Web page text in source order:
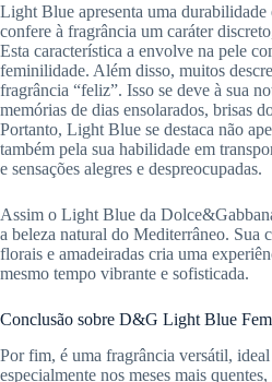
Light Blue apresenta uma durabilidade
confere à fragrância um caráter
Esta característica a envolve na pele
feminilidade. Além disso, muitos
fragrância “feliz”. Isso se deve à sua
memórias de dias ensolarados, brisas
Portanto, Light Blue se destaca não
também pela sua habilidade em
e sensações alegres e despreocupadas.
Assim o Light Blue da
a beleza natural do Mediterrâneo. Sua
florais e amadeiradas cria uma
mesmo tempo vibrante e sofisticada.
Conclusão sobre D&G Light Blue
Por fim, é uma fragrância versátil,
especialmente nos meses mais